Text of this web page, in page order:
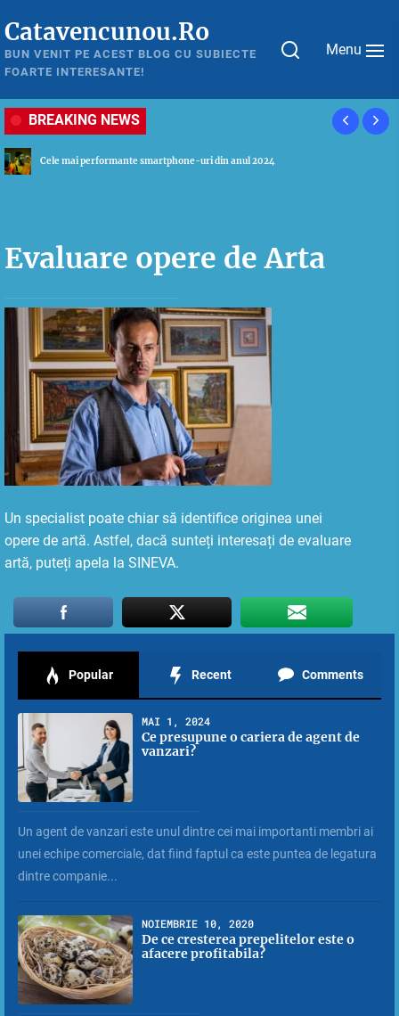
to
the
content
Catavencunou.Ro
BUN VENIT PE ACEST BLOG CU SUBIECTE
FOARTE INTERESANTE!
Menu
BREAKING NEWS
Ghid util pentru a alege cel mai potrivit laptop in 2024
Evaluare opere de Arta
Un specialist poate chiar să identifice originea unei
opere de artă. Astfel, dacă sunteți interesați de evaluare
artă, puteți apela la SINEVA.
Popular Recent Comments
MAI 1, 2024
Ce presupune o cariera de agent de
vanzari?
Un agent de vanzari este unul dintre cei mai importanti membri ai
unei echipe comerciale, dat fiind faptul ca este puntea de legatura
dintre companie...
NOIEMBRIE 10, 2020
De ce cresterea prepelitelor este o
afacere profitabila?